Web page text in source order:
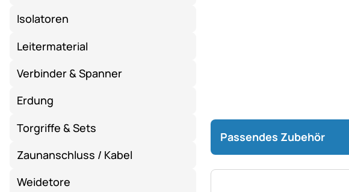
Isolatoren
Leitermaterial
Verbinder & Spanner
Erdung
Torgriffe & Sets
Zaunanschluss / Kabel
Weidetore
Passendes Zubehör